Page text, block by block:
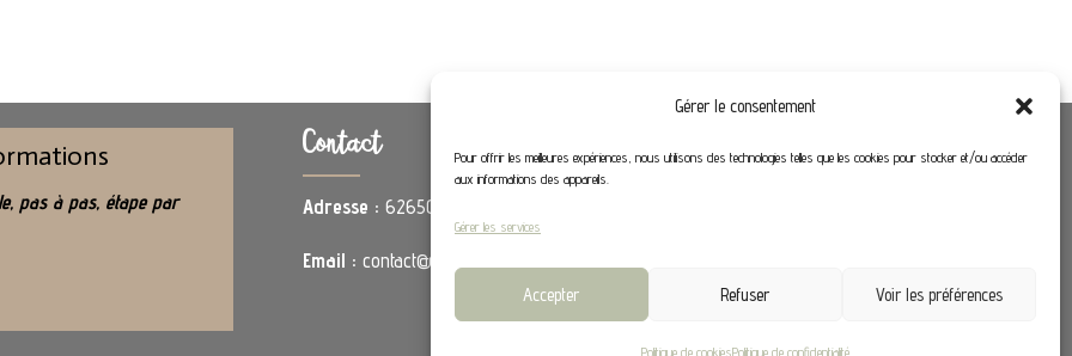
Gérer le consentement
Pour offrir les meilleures expériences, nous utilisons des technologies telles que les cookies pour stocker et/ou accéder
aux informations des appareils.
Gérer les services
Accepter Refuser Voir les préférences
Politique de cookiesPolitique de confidentialité
pas à pas, étape par
Contact
Adresse : 62650 Hénoville
Email : contact@stephaniedeco.fr
Liens utiles